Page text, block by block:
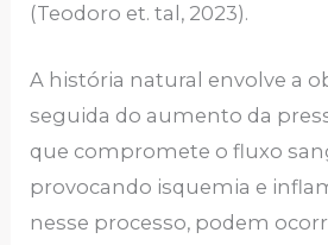
(Teodoro et. tal, 2023).
A história natural envolve a
seguida do aumento da
que compromete o fluxo
provocando isquemia e
nesse processo, podem